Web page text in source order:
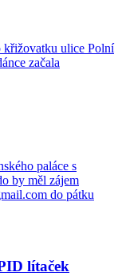
křižovatku ulice Polní
začala
paláce s
by měl zájem
do pátku
lítaček